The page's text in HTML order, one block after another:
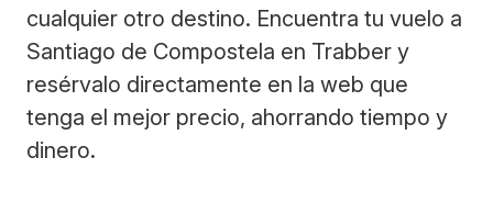
cualquier otro destino. Encuentra tu vuelo a
Santiago de Compostela en Trabber y
resérvalo directamente en la web que
tenga el mejor precio, ahorrando tiempo y
dinero.